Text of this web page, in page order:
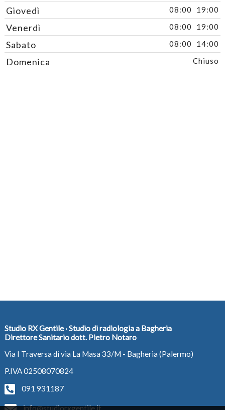
Giovedì 08:00 19:00
Venerdì 08:00 19:00
Sabato 08:00 14:00
Domenica Chiuso
Studio RX Gentile · Studio di radiologia a Bagheria
Direttore Sanitario dott. Pietro Notaro
Via I Traversa di via La Masa 33/M - Bagheria (Palermo)
P.IVA 02508070824
091 931187
info@studiorxgentile.it